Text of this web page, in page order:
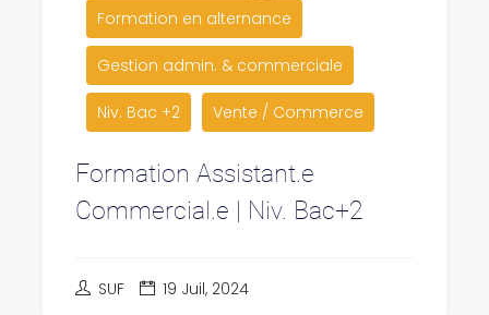
Formation en alternance
Gestion admin. & commerciale
Niv. Bac +2 Vente / Commerce
Formation Assistant.e
Commercial.e | Niv. Bac+2
SUF 19 Juil, 2024